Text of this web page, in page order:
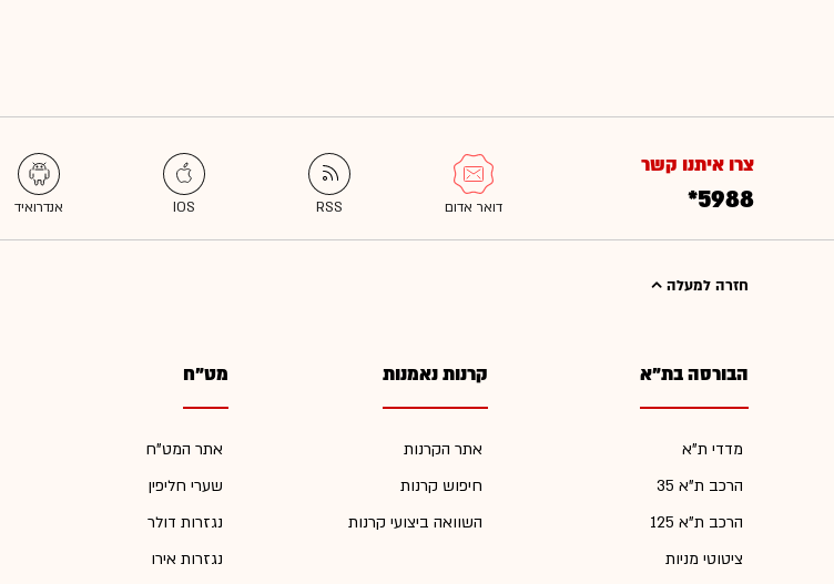
צרו איתנו קשר
*5988
חזרה למעלה
הבורסה בת"א
מדדי ת"א
הרכב ת"א 35
הרכב ת"א 125
ציטוטי מניות
קרנות נאמנות
אתר הקרנות
חיפוש קרנות
השוואה ביצועי קרנות
מט"ח
אתר המט"ח
שערי חליפין
נגזרות דולר
נגזרות אירו